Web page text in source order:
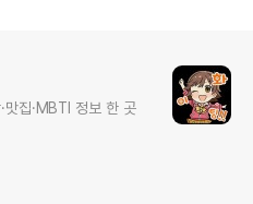
맛집·MBTI 정보 한 곳